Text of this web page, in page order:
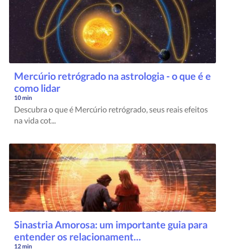
Mercúrio retrógrado na astrologia - o que é e
como lidar
10 min
Descubra o que é Mercúrio retrógrado, seus reais efeitos
na vida cot...
Sinastria Amorosa: um importante guia para
entender os relacionament...
12 min